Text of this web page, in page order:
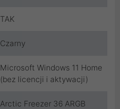
TAK
Czarny
Microsoft Windows 11 Home
(bez licencji i aktywacji)
Arctic Freezer 36 ARGB